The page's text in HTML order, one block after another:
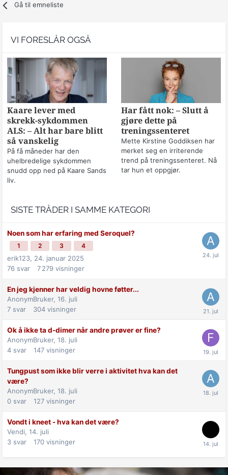
Gå til emneliste
VI FORESLÅR OGSÅ
Kaare lever med
skrekk-sykdommen
ALS: – Alt har bare blitt
så vanskelig
På få måneder har den
uhelbredelige sykdommen
snudd opp ned på Kaare Sands
liv.
Har fått nok: – Slutt å
gjøre dette på
treningssenteret
Mette Kirstine Goddiksen har
merket seg en irriterende
trend på treningssenteret. Nå
tar hun et oppgjør.
SISTE TRÅDER I SAMME KATEGORI
Noen som har erfaring med Seroquel?
1 2 3 4
erik123, 24. januar 2025
76 svar 7 279 visninger
En jeg kjenner har veldig hovne føtter...
AnonymBruker, 16. juli
7 svar 304 visninger
Ok å ikke ta d-dimer når andre prøver er fine?
AnonymBruker, 18. juli
4 svar 147 visninger
Tungpust som ikke blir verre i aktivitet hva kan det
være?
AnonymBruker, 18. juli
0 svar 127 visninger
Vondt i kneet - hva kan det være?
Vendi, 14. juli
3 svar 170 visninger